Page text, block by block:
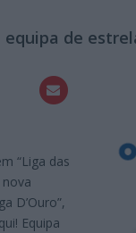
equipa de
“Liga das
D’Ouro”,
Equipa